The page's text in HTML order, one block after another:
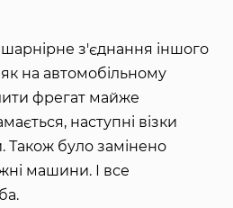
з'єднання іншого
на автомобільному
фрегат майже
наступні візки
Також було замінено
машини. І все